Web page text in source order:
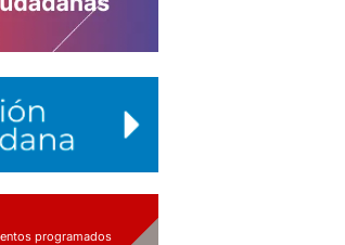
programados